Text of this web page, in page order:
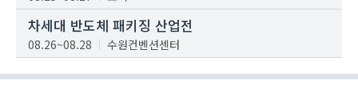
차세대 반도체 패키징 산업전
08.26~08.28 수원컨벤션센터